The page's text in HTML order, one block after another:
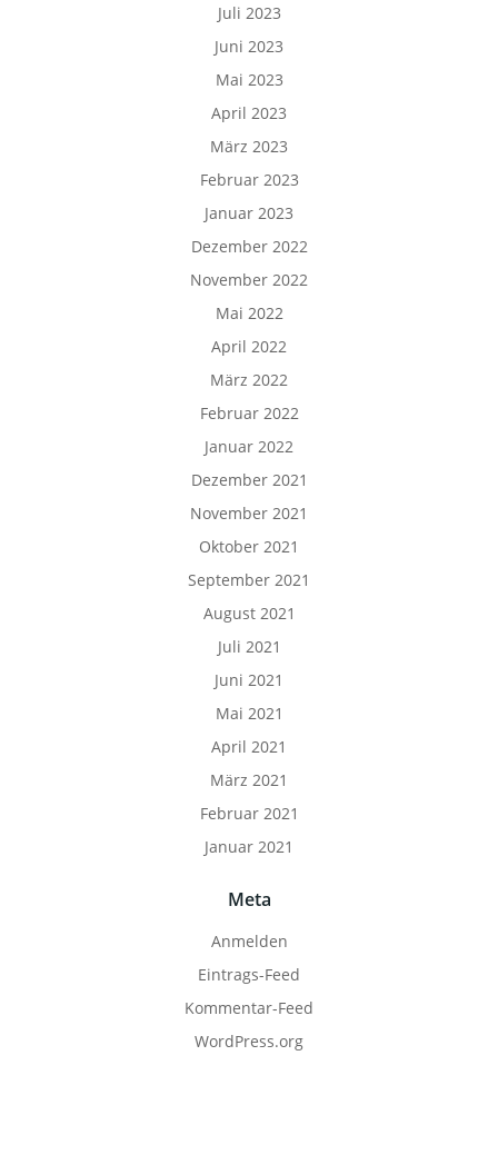
Juli 2023
Juni 2023
Mai 2023
April 2023
März 2023
Februar 2023
Januar 2023
Dezember 2022
November 2022
Mai 2022
April 2022
März 2022
Februar 2022
Januar 2022
Dezember 2021
November 2021
Oktober 2021
September 2021
August 2021
Juli 2021
Juni 2021
Mai 2021
April 2021
März 2021
Februar 2021
Januar 2021
Meta
Anmelden
Eintrags-Feed
Kommentar-Feed
WordPress.org